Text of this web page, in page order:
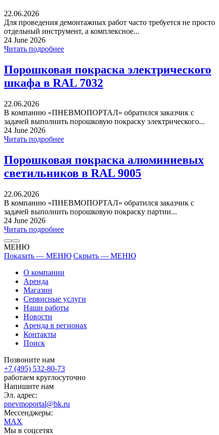
22.06.2026
Для проведения демонтажных работ часто требуется не просто
отдельный инструмент, а комплексное...
24 June 2026
Читать подробнее
Порошковая покраска электрического
шкафа в RAL 7032
22.06.2026
В компанию «ПНЕВМОПОРТАЛ» обратился заказчик с
задачей выполнить порошковую покраску электрического...
24 June 2026
Читать подробнее
Порошковая покраска алюминиевых
светильников в RAL 9005
22.06.2026
В компанию «ПНЕВМОПОРТАЛ» обратился заказчик с
задачей выполнить порошковую покраску партии...
24 June 2026
Читать подробнее
МЕНЮ
Показать — МЕНЮ Скрыть — МЕНЮ
О компании
Аренда
Магазин
Сервисные услуги
Наши работы
Новости
Аренда в регионах
Контакты
Поиск
Позвоните нам
+7 (495) 532-80-73
работаем круглосуточно
Напишите нам
Эл. адрес:
pnevmoportal@bk.ru
Мессенджеры:
MAX
Мы в соцсетях